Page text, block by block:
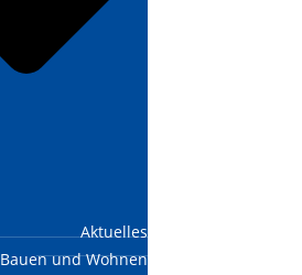
Aktuelles
Bauen und Wohnen